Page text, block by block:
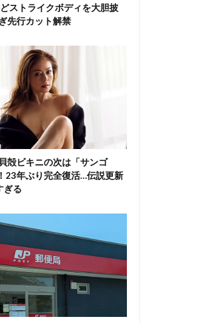
ストライクボディを大胆披
先行カット解禁
殻ビキニの次は「サンゴ
23年ぶり完全復活…伝説更新
ぎる